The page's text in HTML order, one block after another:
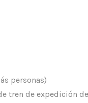
personas)
tren de expedición